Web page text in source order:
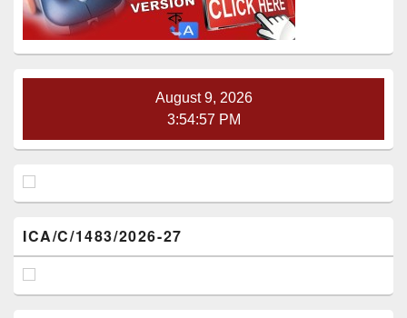
August 9, 2026
3:54:58 PM
ICA/C/1483/2026-27